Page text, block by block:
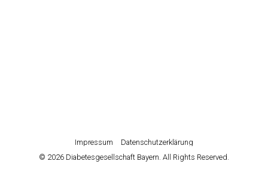
Impressum
Datenschutzerklärung
© 2026 Diabetesgesellschaft Bayern. All Rights Reserved.